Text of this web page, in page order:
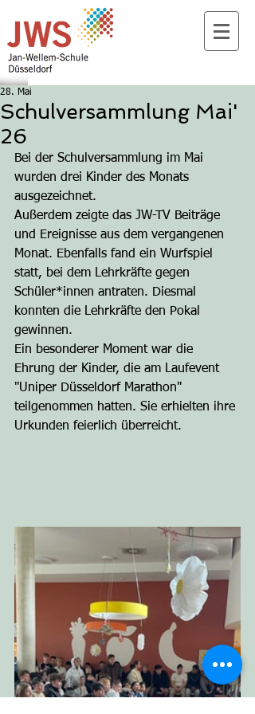
Schulversammlung Mai'
26
28. Mai
Bei der Schulversammlung im Mai
wurden drei Kinder des Monats
ausgezeichnet.
Außerdem zeigte das JW-TV Beiträge
und Ereignisse aus dem vergangenen
Monat. Ebenfalls fand ein Wurfspiel
statt, bei dem Lehrkräfte gegen
Schüler*innen antraten. Diesmal
konnten die Lehrkräfte den Pokal
gewinnen.
Ein besonderer Moment war die
Ehrung der Kinder, die am Laufevent
"Uniper Düsseldorf Marathon"
teilgenommen hatten. Sie erhielten ihre
Urkunden feierlich überreicht.